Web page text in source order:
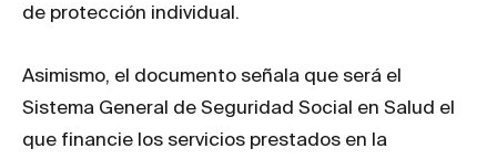
de protección individual.
Asimismo, el documento señala que será el
Sistema General de Seguridad Social en Salud el
que financie los servicios prestados en la